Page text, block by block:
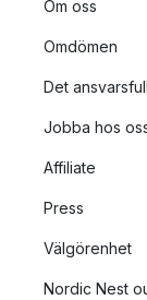
Om oss
Omdömen
Det
Jobba hos
Affiliate
Press
Välgörenhet
Nordic Nest